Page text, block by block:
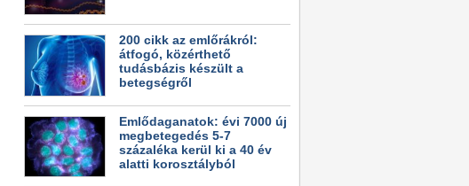
200 cikk az emlőrákról:
átfogó, közérthető
tudásbázis készült a
betegségről
Emlődaganatok: évi 7000 új
megbetegedés 5-7
százaléka kerül ki a 40 év
alatti korosztályból